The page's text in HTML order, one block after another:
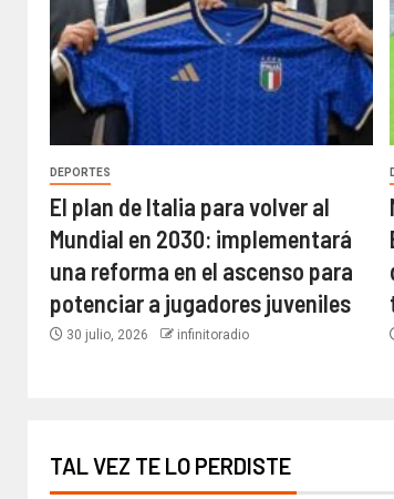
DEPORTES
El plan de Italia para volver al
Mundial en 2030: implementará
una reforma en el ascenso para
potenciar a jugadores juveniles
30 julio, 2026 infinitoradio
TAL VEZ TE LO PERDISTE